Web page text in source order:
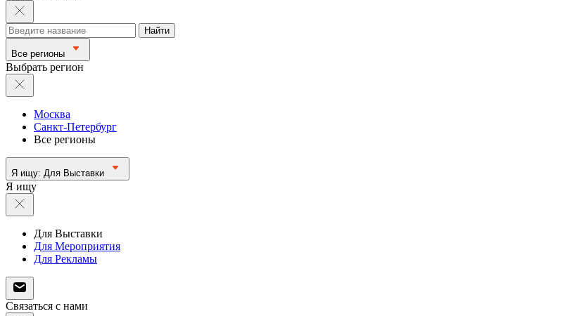
Найти
Все регионы
Выбрать регион
Москва
Санкт-Петербург
Все регионы
Я ищу: Для Выставки
Я ищу
Для Выставки
Для Мероприятия
Для Рекламы
Связаться с нами